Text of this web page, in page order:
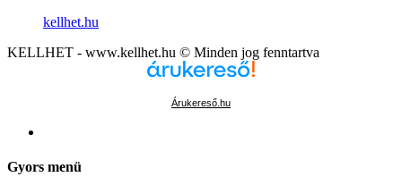
kellhet.hu
KELLHET - www.kellhet.hu © Minden jog fenntartva
Árukereső.hu
Gyors menü